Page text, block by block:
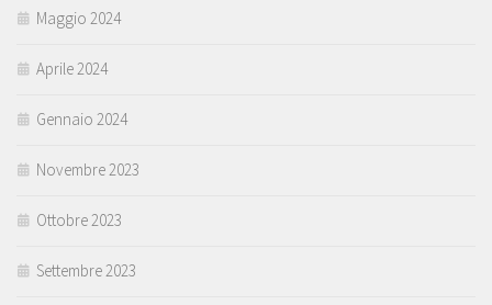
Maggio 2024
Aprile 2024
Gennaio 2024
Novembre 2023
Ottobre 2023
Settembre 2023